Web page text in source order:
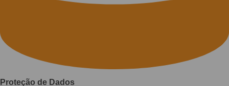
Proteção de Dados